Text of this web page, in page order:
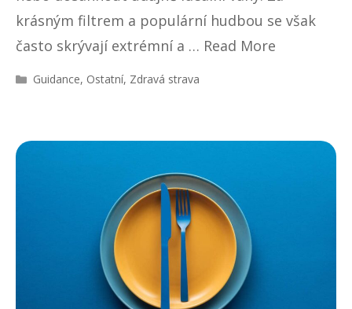
krásným filtrem a populární hudbou se však
často skrývají extrémní a … Read More
R
i
Guidance, Ostatní, Zdravá strava